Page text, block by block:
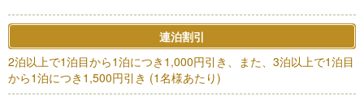
連泊割引
2泊以上で1泊目から1泊につき1,000円引き、また、3泊以上で1泊目
から1泊につき1,500円引き (1名様あたり)